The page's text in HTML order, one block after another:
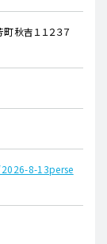
秋吉１１２３７
8-13perse